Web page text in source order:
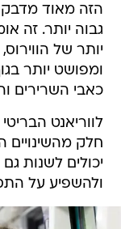
הזה מאוד מדבק
גבוה יותר. זה
יותר של
ומפושט יותר
כאבי השרירים
חלק מהשינויים
יכולים לשנות
ולהשפיע על